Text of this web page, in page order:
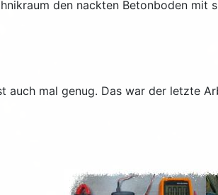
den nackten Betonboden mit
auch mal genug. Das war der letzte